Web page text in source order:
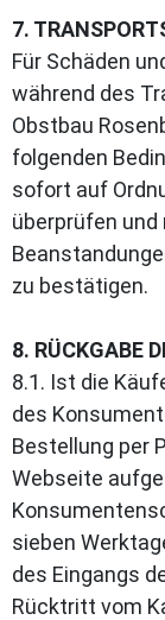
7.
Für Schäden
während des
Obstbau
folgenden
sofort auf
überprüfen
zu bestätigen.
8. RÜCKGABE
8.1. Ist die
des
Bestellung per
Webseite
sieben
des Eingangs
Rücktritt vom